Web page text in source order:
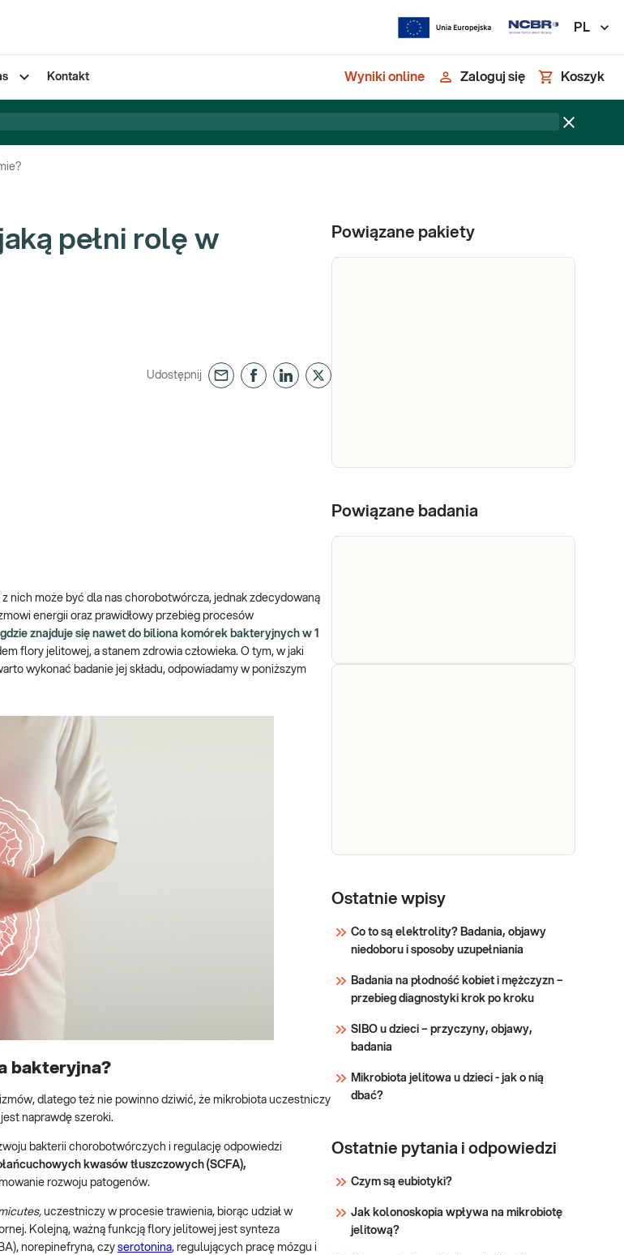
PL
Kontakt Wyniki online Zaloguj się Koszyk
pełni rolę w
Udostępnij
nich może być dla nas chorobotwórcza, jednak zdecydowaną
energii oraz prawidłowy przebieg procesów
znajduje się nawet do biliona komórek bakteryjnych w 1
flory jelitowej, a stanem zdrowia człowieka. O tym, w jaki
wykonać badanie jej składu, odpowiadamy w poniższym
bakteryjna?
dlatego też nie powinno dziwić, że mikrobiota uczestniczy
naprawdę szeroki.
bakterii chorobotwórczych i regulację odpowiedzi
kwasów tłuszczowych (SCFA),
rozwoju patogenów.
uczestniczy w procesie trawienia, biorąc udział w
Kolejną, ważną funkcją flory jelitowej jest synteza
norepinefryna, czy serotonina, regulujących pracę mózgu i
Powiązane pakiety
wysyłkowy -
Powiązane badania
IgG (p/c. p. kom.
trzustki i kom.
kubk. jelit, ASCA,
ANCA) met. IIF
p. kom.
zewnątrzwydziel.
ASCA, ANCA) met. IIF.
Oznaczenie
przeciw komórkom
kubkowym jelit,
ANCA oraz prz
Ostatnie wpisy
Co to są elektrolity? Badania, objawy
niedoboru i sposoby uzupełniania
Badania na płodność kobiet i mężczyzn –
przebieg diagnostyki krok po kroku
SIBO u dzieci – przyczyny, objawy,
badania
Mikrobiota jelitowa u dzieci - jak o nią
dbać?
Ostatnie pytania i odpowiedzi
Czym są eubiotyki?
Jak kolonoskopia wpływa na mikrobiotę
jelitową?